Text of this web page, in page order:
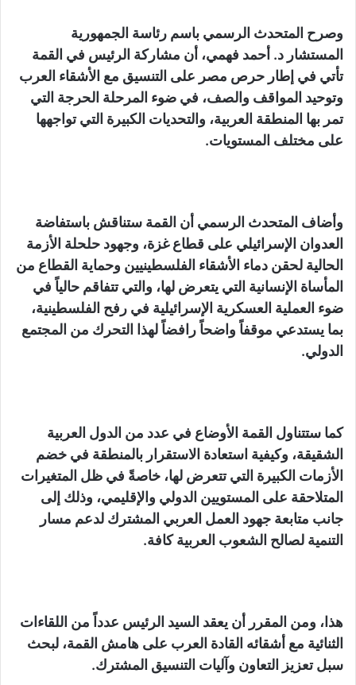
وصرح المتحدث الرسمي باسم رئاسة الجمهورية
المستشار د. أحمد فهمي، أن مشاركة الرئيس في القمة
تأتي في إطار حرص مصر على التنسيق مع الأشقاء العرب
وتوحيد المواقف والصف، في ضوء المرحلة الحرجة التي
تمر بها المنطقة العربية، والتحديات الكبيرة التي تواجهها
على مختلف المستويات.
وأضاف المتحدث الرسمي أن القمة ستناقش باستفاضة
العدوان الإسرائيلي على قطاع غزة، وجهود حلحلة الأزمة
الحالية لحقن دماء الأشقاء الفلسطينيين وحماية القطاع من
المأساة الإنسانية التي يتعرض لها، والتي تتفاقم حالياً في
ضوء العملية العسكرية الإسرائيلية في رفح الفلسطينية،
بما يستدعي موقفاً واضحاً رافضاً لهذا التحرك من المجتمع
الدولي.
كما ستتناول القمة الأوضاع في عدد من الدول العربية
الشقيقة، وكيفية استعادة الاستقرار بالمنطقة في خضم
الأزمات الكبيرة التي تتعرض لها، خاصةً في ظل المتغيرات
المتلاحقة على المستويين الدولي والإقليمي، وذلك إلى
جانب متابعة جهود العمل العربي المشترك لدعم مسار
التنمية لصالح الشعوب العربية كافة.
هذا، ومن المقرر أن يعقد السيد الرئيس عدداً من اللقاءات
الثنائية مع أشقائه القادة العرب على هامش القمة، لبحث
سبل تعزيز التعاون وآليات التنسيق المشترك.